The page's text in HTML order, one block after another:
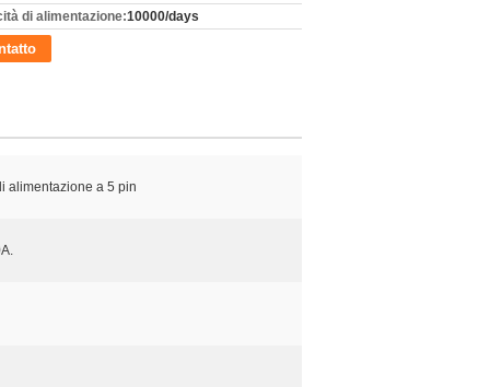
di alimentazione:10000/days
alimentazione a 5 pin